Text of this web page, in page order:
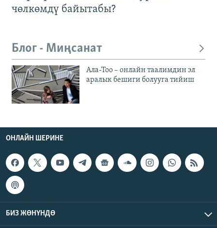
чөлкөмдү байытабы?
Блог - Миңсанат
Ала-Тоо – онлайн таалимдин эл
аралык бешиги болууга тийиш
ОНЛАЙН ШЕРИНЕ
БИЗ ЖӨНҮНДӨ